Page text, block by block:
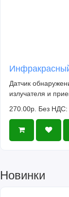
Датчик
излучателя и
270.00р. Без НДС:
Новинки